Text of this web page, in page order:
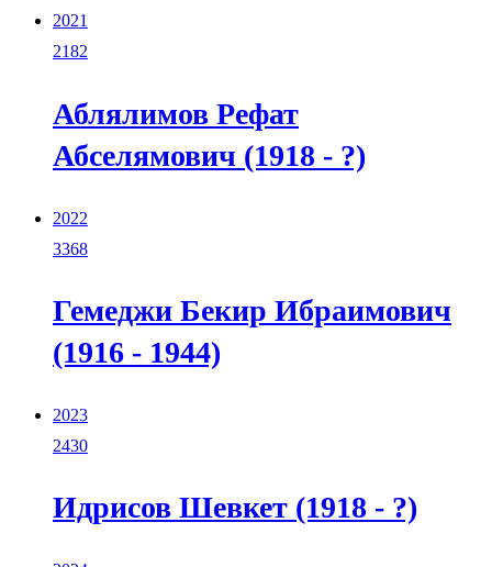
2021
2182
Аблялимов Рефат
Абселямович (1918 - ?)
2022
3368
Гемеджи Бекир Ибраимович
(1916 - 1944)
2023
2430
Идрисов Шевкет (1918 - ?)